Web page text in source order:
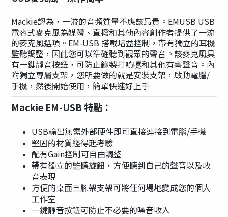
Mackie認為，一流的音頻質量不應該昂貴。EMUSB USB
電容式麥克風為媒體、直撥和其他內容創作者提供了一流
的麥克風選項。EM-USB 搭載增益控制，帶有獨立的耳機
監聽調整，因此您可以準確聽到觀眾的聲音。該麥克風具
有一鍵靜音按鈕，可防止錄製打噴嚏和其他有害聲音。內
附獨立專屬支架，您所要做的就是安裝支架，啟動電腦/
手機，然後開始使用，簡單快速好上手
Mackie EM-USB 特點：
USB輸出無需外部硬件即可直接連接到電腦/手機
堅固的材質經得起考驗
配有Gain控制可自由調整
帶有獨立的監聽旋鈕，方便聽到自己的聲音以及收
音表現
方便的桌面三腳架支架可將任何場地變成您的個人
工作室
一鍵靜音按鈕可防止不必要的噪音收入